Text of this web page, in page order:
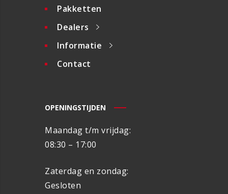
Pakketten
Dealers
Informatie
Contact
OPENINGSTIJDEN
Maandag t/m vrijdag:
08:30 – 17:00
Zaterdag en zondag:
Gesloten